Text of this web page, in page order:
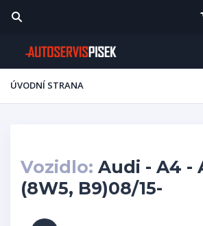
ÚVODNÍ STRANA
Vozidlo: Audi - A4 -
(8W5, B9)08/15-